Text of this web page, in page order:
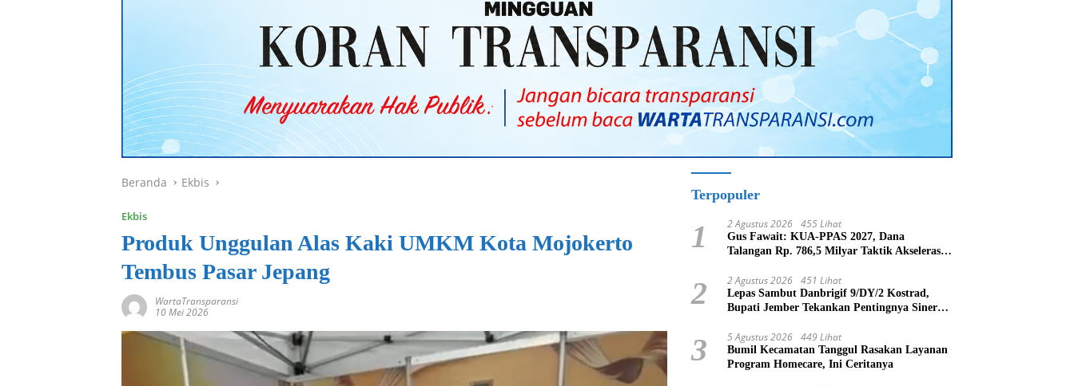
Beranda Ekbis
Ekbis
Produk Unggulan Alas Kaki UMKM Kota Mojokerto
Tembus Pasar Jepang
WartaTransparansi
10 Mei 2026
Terpopuler
1 2 Agustus 2026 455 Lihat
Gus Fawait: KUA-PPAS 2027, Dana
Talangan Rp. 786,5 Milyar Taktik Akselerasi
2 2 Agustus 2026 451 Lihat
Lepas Sambut Danbrigif 9/DY/2 Kostrad,
Bupati Jember Tekankan Pentingnya Sinergi
3 5 Agustus 2026 449 Lihat
Bumil Kecamatan Tanggul Rasakan Layanan
Program Homecare, Ini Ceritanya